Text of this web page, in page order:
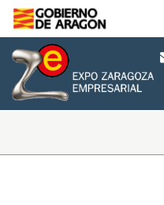
Saltar al contenido principal
Inicio